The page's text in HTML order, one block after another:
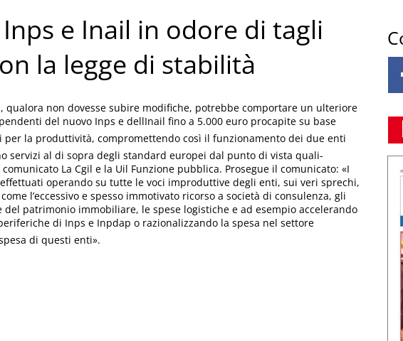
e Inail in odore di tagli
la legge di stabilità
qualora non dovesse subire modifiche, potrebbe comportare un ulteriore
del nuovo Inps e dellInail fino a 5.000 euro procapite su base
per la produttività, compromettendo così il funzionamento dei due enti
servizi al di sopra degli standard europei dal punto di vista quali-
La Cgil e la Uil Funzione pubblica. Prosegue il comunicato: «I
operando su tutte le voci improduttive degli enti, sui veri sprechi,
l’eccessivo e spesso immotivato ricorso a società di consulenza, gli
patrimonio immobiliare, le spese logistiche e ad esempio accelerando
di Inps e Inpdap o razionalizzando la spesa nel settore
di questi enti».